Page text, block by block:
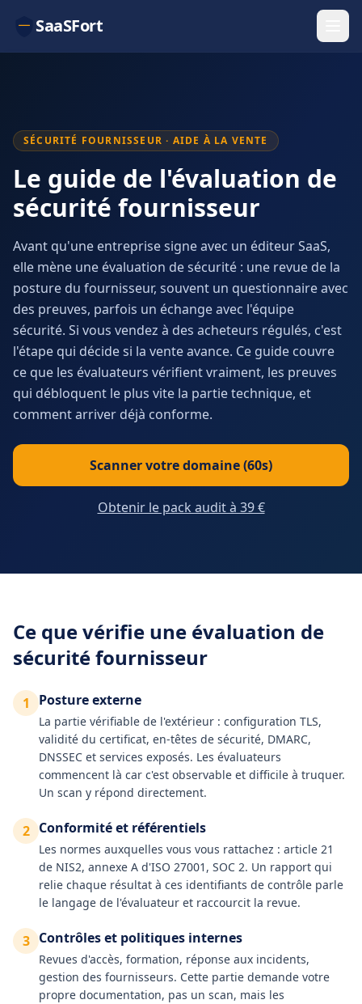
SaaSFort
SÉCURITÉ FOURNISSEUR · AIDE À LA VENTE
Le guide de l'évaluation de
sécurité fournisseur
Avant qu'une entreprise signe avec un éditeur SaaS,
elle mène une évaluation de sécurité : une revue de la
posture du fournisseur, souvent un questionnaire avec
des preuves, parfois un échange avec l'équipe
sécurité. Si vous vendez à des acheteurs régulés, c'est
l'étape qui décide si la vente avance. Ce guide couvre
ce que les évaluateurs vérifient vraiment, les preuves
qui débloquent le plus vite la partie technique, et
comment arriver déjà conforme.
Scanner votre domaine (60s)
Obtenir le pack audit à 39 €
Ce que vérifie une évaluation de
sécurité fournisseur
1 Posture externe
La partie vérifiable de l'extérieur : configuration TLS,
validité du certificat, en-têtes de sécurité, DMARC,
DNSSEC et services exposés. Les évaluateurs
commencent là car c'est observable et difficile à truquer.
Un scan y répond directement.
2 Conformité et référentiels
Les normes auxquelles vous vous rattachez : article 21
de NIS2, annexe A d'ISO 27001, SOC 2. Un rapport qui
relie chaque résultat à ces identifiants de contrôle parle
le langage de l'évaluateur et raccourcit la revue.
3 Contrôles et politiques internes
Revues d'accès, formation, réponse aux incidents,
gestion des fournisseurs. Cette partie demande votre
propre documentation, pas un scan, mais les